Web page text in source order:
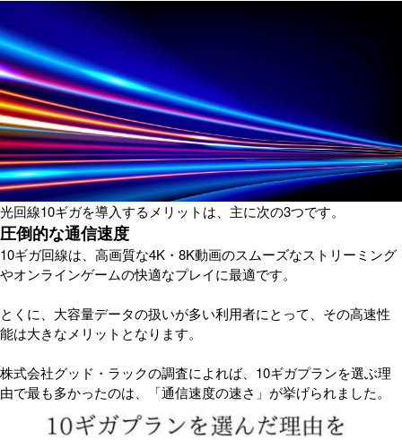
光回線10ギガを導入するメリットは、主に次の3つです。
圧倒的な通信速度
10ギガ回線は、高画質な4K・8K動画のスムーズなストリーミング
やオンラインゲームの快適なプレイに最適です。
とくに、大容量データの扱いが多い利用者にとって、その高速性
能は大きなメリットとなります。
株式会社グッド・ラックの調査によれば、10ギガプランを選ぶ理
由で最も多かったのは、「通信速度の速さ」が挙げられました。